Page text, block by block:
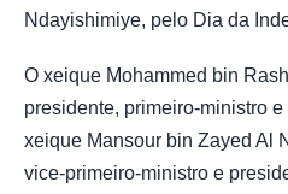
Ndayishimiye, pelo Dia da
O xeique Mohammed bin
presidente, primeiro-ministro
xeique Mansour bin Zayed Al
vice-primeiro-ministro e